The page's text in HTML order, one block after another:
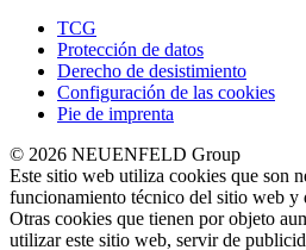
TCG
Protección de datos
Derecho de desistimiento
Configuración de las cookies
Pie de imprenta
© 2026 NEUENFELD Group
Este sitio web utiliza cookies que son
funcionamiento técnico del sitio web y
Otras cookies que tienen por objeto
utilizar este sitio web, servir de